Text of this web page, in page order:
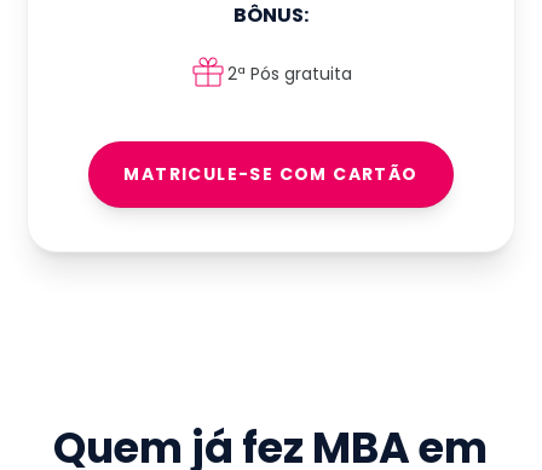
BÔNUS:
2ª Pós gratuita
MATRICULE-SE COM CARTÃO
Quem já fez MBA em